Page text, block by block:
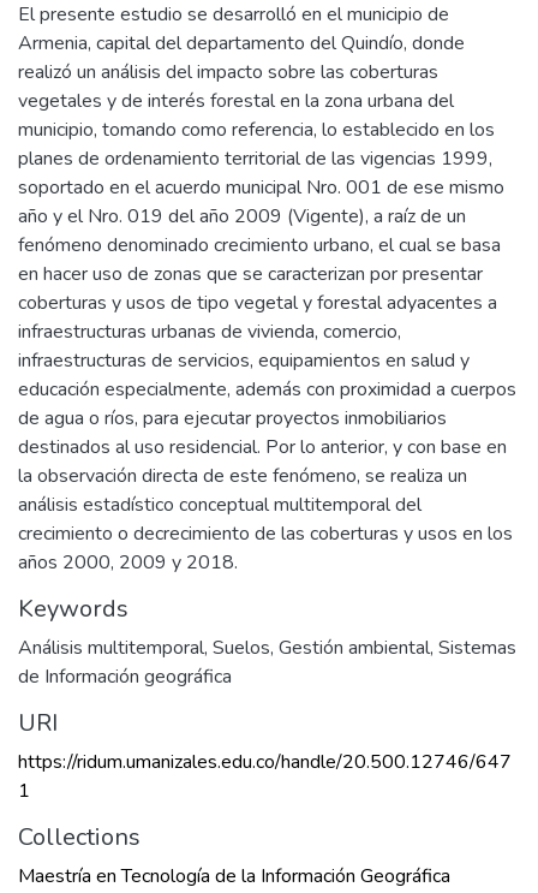
El presente estudio se desarrolló en el municipio de
Armenia, capital del departamento del Quindío, donde
realizó un análisis del impacto sobre las coberturas
vegetales y de interés forestal en la zona urbana del
municipio, tomando como referencia, lo establecido en los
planes de ordenamiento territorial de las vigencias 1999,
soportado en el acuerdo municipal Nro. 001 de ese mismo
año y el Nro. 019 del año 2009 (Vigente), a raíz de un
fenómeno denominado crecimiento urbano, el cual se basa
en hacer uso de zonas que se caracterizan por presentar
coberturas y usos de tipo vegetal y forestal adyacentes a
infraestructuras urbanas de vivienda, comercio,
infraestructuras de servicios, equipamientos en salud y
educación especialmente, además con proximidad a cuerpos
de agua o ríos, para ejecutar proyectos inmobiliarios
destinados al uso residencial. Por lo anterior, y con base en
la observación directa de este fenómeno, se realiza un
análisis estadístico conceptual multitemporal del
crecimiento o decrecimiento de las coberturas y usos en los
años 2000, 2009 y 2018.
Keywords
Análisis multitemporal, Suelos, Gestión ambiental, Sistemas
de Información geográfica
URI
https://ridum.umanizales.edu.co/handle/20.500.12746/647
1
Collections
Maestría en Tecnología de la Información Geográfica